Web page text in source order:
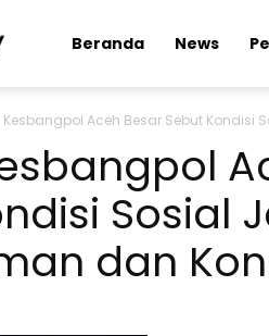
Kabardaily.com
Beranda News
Aceh Besar Sebut Kondisi
Sosial
dan